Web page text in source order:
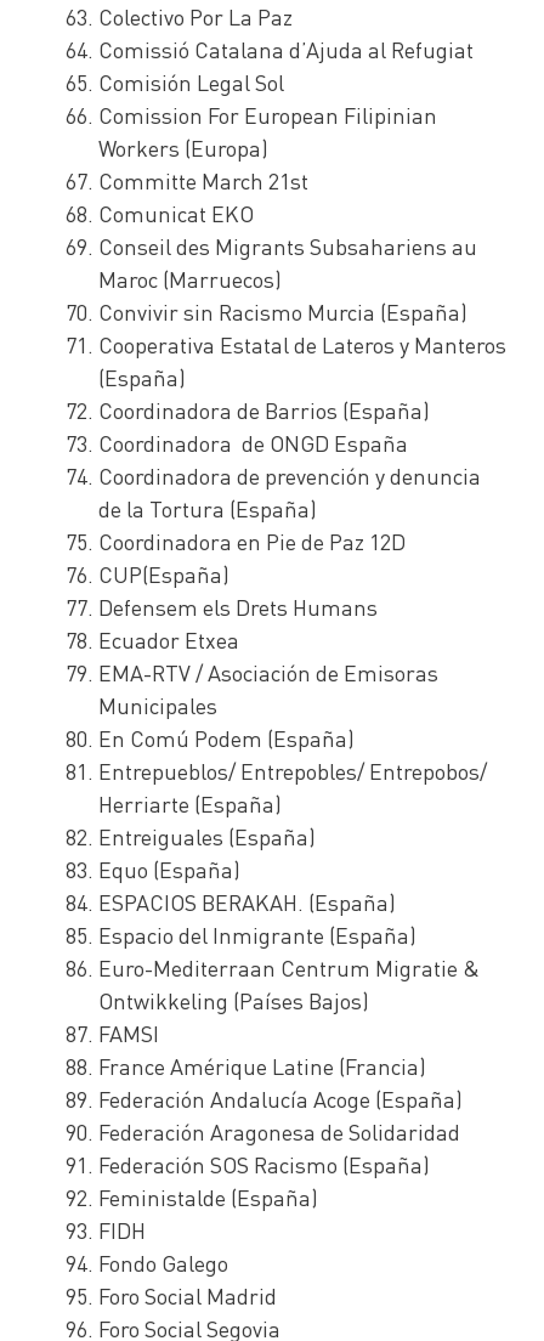
Colectivo Por La Paz
Comissió Catalana d’Ajuda al Refugiat
Comisión Legal Sol
Comission For European Filipinian
Workers (Europa)
Committe March 21st
Comunicat EKO
Conseil des Migrants Subsahariens au
Maroc (Marruecos)
Convivir sin Racismo Murcia (España)
Cooperativa Estatal de Lateros y Manteros
(España)
Coordinadora de Barrios (España)
Coordinadora de ONGD España
Coordinadora de prevención y denuncia
de la Tortura (España)
Coordinadora en Pie de Paz 12D
CUP(España)
Defensem els Drets Humans
Ecuador Etxea
EMA-RTV / Asociación de Emisoras
Municipales
En Comú Podem (España)
Entrepueblos/ Entrepobles/ Entrepobos/
Herriarte (España)
Entreiguales (España)
Equo (España)
ESPACIOS BERAKAH. (España)
Espacio del Inmigrante (España)
Euro-Mediterraan Centrum Migratie &
Ontwikkeling (Países Bajos)
FAMSI
France Amérique Latine (Francia)
Federación Andalucía Acoge (España)
Federación Aragonesa de Solidaridad
Federación SOS Racismo (España)
Feministalde (España)
FIDH
Fondo Galego
Foro Social Madrid
Foro Social Segovia